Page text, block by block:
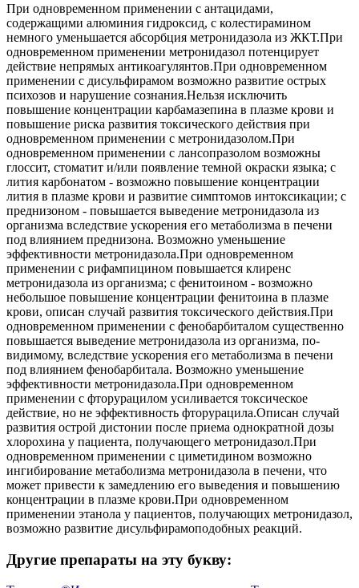
При одновременном применении с антацидами,
содержащими алюминия гидроксид, с колестирамином
немного уменьшается абсорбция метронидазола из ЖКТ.При
одновременном применении метронидазол потенцирует
действие непрямых антикоагулянтов.При одновременном
применении с дисульфирамом возможно развитие острых
психозов и нарушение сознания.Нельзя исключить
повышение концентрации карбамазепина в плазме крови и
повышение риска развития токсического действия при
одновременном применении с метронидазолом.При
одновременном применении с лансопразолом возможны
глоссит, стоматит и/или появление темной окраски языка; с
лития карбонатом - возможно повышение концентрации
лития в плазме крови и развитие симптомов интоксикации; с
преднизоном - повышается выведение метронидазола из
организма вследствие ускорения его метаболизма в печени
под влиянием преднизона. Возможно уменьшение
эффективности метронидазола.При одновременном
применении с рифампицином повышается клиренс
метронидазола из организма; с фенитоином - возможно
небольшое повышение концентрации фенитоина в плазме
крови, описан случай развития токсического действия.При
одновременном применении с фенобарбиталом существенно
повышается выведение метронидазола из организма, по-
видимому, вследствие ускорения его метаболизма в печени
под влиянием фенобарбитала. Возможно уменьшение
эффективности метронидазола.При одновременном
применении с фторурацилом усиливается токсическое
действие, но не эффективность фторурацила.Описан случай
развития острой дистонии после приема однократной дозы
хлорохина у пациента, получающего метронидазол.При
одновременном применении с циметидином возможно
ингибирование метаболизма метронидазола в печени, что
может привести к замедлению его выведения и повышению
концентрации в плазме крови.При одновременном
применении этанола у пациентов, получающих метронидазол,
возможно развитие дисульфирамоподобных реакций.
Другие препараты на эту букву: